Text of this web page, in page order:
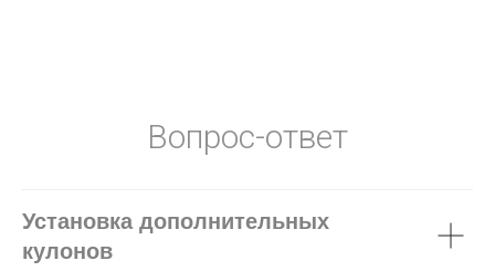
Вопрос-ответ
Установка дополнительных
кулонов